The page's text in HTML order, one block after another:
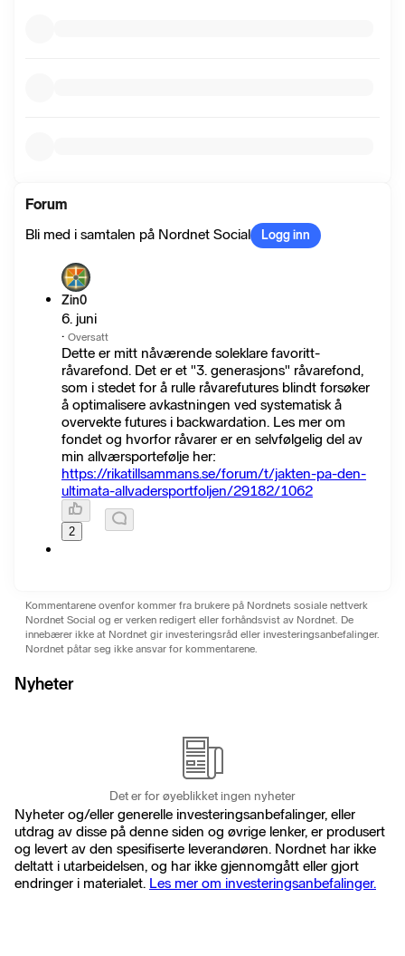
Forum
Bli med i samtalen på Nordnet Social
Logg inn
Zin0
6. juni
· Oversatt
Dette er mitt nåværende soleklare favoritt-
råvarefond. Det er et "3. generasjons" råvarefond,
som i stedet for å rulle råvarefutures blindt forsøker
å optimalisere avkastningen ved systematisk å
overvekte futures i backwardation. Les mer om
fondet og hvorfor råvarer er en selvfølgelig del av
min allværsportefølje her:
https://rikatillsammans.se/forum/t/jakten-pa-den-
ultimata-allvadersportfoljen/29182/1062
2
Kommentarene ovenfor kommer fra brukere på Nordnets sosiale nettverk
Nordnet Social og er verken redigert eller forhåndsvist av Nordnet. De
innebærer ikke at Nordnet gir investeringsråd eller investeringsanbefalinger.
Nordnet påtar seg ikke ansvar for kommentarene.
Nyheter
Det er for øyeblikket ingen nyheter
Nyheter og/eller generelle investeringsanbefalinger, eller
utdrag av disse på denne siden og øvrige lenker, er produsert
og levert av den spesifiserte leverandøren. Nordnet har ikke
deltatt i utarbeidelsen, og har ikke gjennomgått eller gjort
endringer i materialet. Les mer om investeringsanbefalinger.